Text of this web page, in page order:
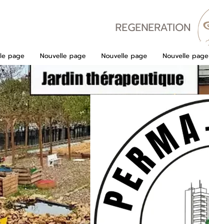
REGENERATION
page Nouvelle page Nouvelle page Nouvelle page